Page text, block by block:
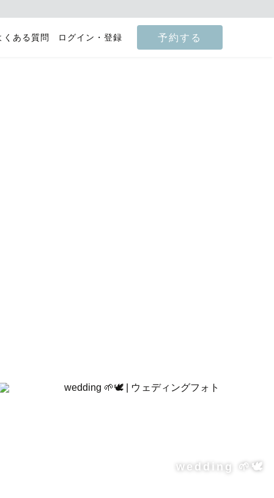
くある質問 ログイン・登録 予約する
wedding 🌱🕊️